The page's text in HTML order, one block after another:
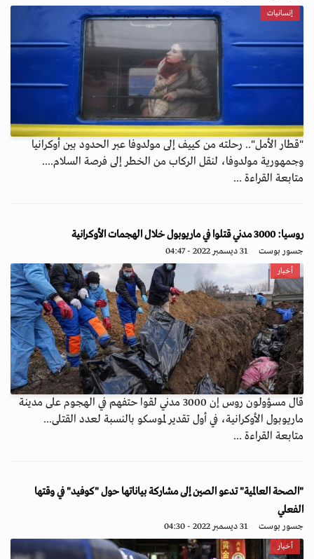
إنسانيات
"قطار الأمل".. رحلته من كييف إلى مولدوفا عبر الحدود بين أوكرانيا
وجمهورية مولدوفا، لنقل الركاب من الخطر إلى فرصة السلام....
متابعة القراءة ...
روسيا: 3000 مدني قتلوا في ماريوبول خلال الهجمات الأوكرانية
جسور بوست 31 ديسمبر 2022 - 04:47
أخبار
قال مسؤولون روس إن 3000 مدني لقوا حتفهم في الهجوم على مدينة
ماريوبول الأوكرانية، في أول تقدير لموسكو بالنسبة لعدد القتلى...
متابعة القراءة ...
"الصحة العالمية" تدعو الصين إلى مشاركة بياناتها حول "كوفيد" في وقتها
الفعلي
جسور بوست 31 ديسمبر 2022 - 04:30
أخبار